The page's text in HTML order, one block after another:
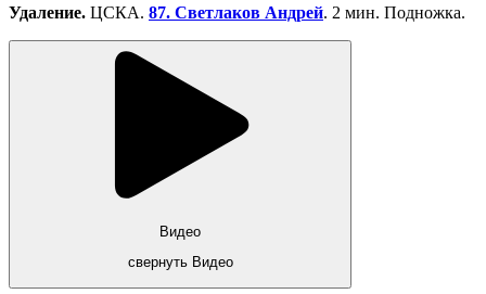
Удаление. ЦСКА. 87. Светлаков Андрей. 2 мин. Подножка.
Видео
свернуть Видео